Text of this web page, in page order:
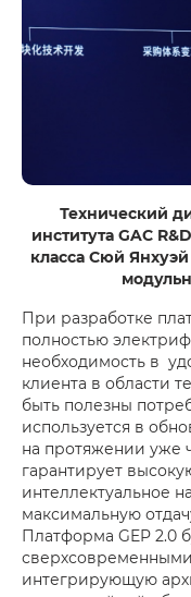
Технический
института GAC
класса Сюй
При разработке
полностью
необходимость в
клиента в области
быть полезны
используется в
на протяжении уже
гарантирует
интеллектуальное
максимальную
Платформа GEP 2.0
интегрирующую